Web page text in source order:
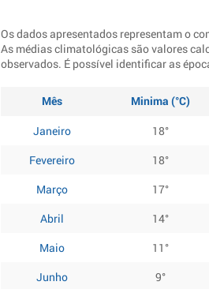
Os dados apresentados representam o
As médias climatológicas são valores
observados. É possível identificar as
Mês Minima (°C)
Janeiro
18°
Fevereiro
18°
Março
17°
Abril
14°
Maio
11°
Junho
9°